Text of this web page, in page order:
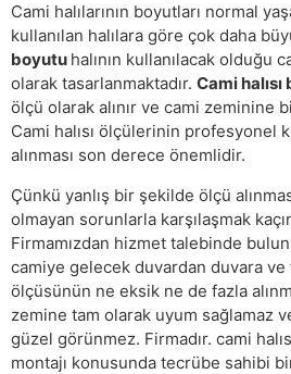
Cami halılarının boyutları normal
kullanılan halılara göre çok daha
boyutu halının kullanılacak olduğu
olarak tasarlanmaktadır. Cami
ölçü olarak alınır ve cami zeminine
Cami halısı ölçülerinin profesyonel
alınması son derece önemlidir.
Çünkü yanlış bir şekilde ölçü
olmayan sorunlarla karşılaşmak
Firmamızdan hizmet talebinde
camiye gelecek duvardan duvara ve
ölçüsünün ne eksik ne de fazla
zemine tam olarak uyum sağlamaz
güzel görünmez. Firmadır. cami
montajı konusunda tecrübe sahibi bir